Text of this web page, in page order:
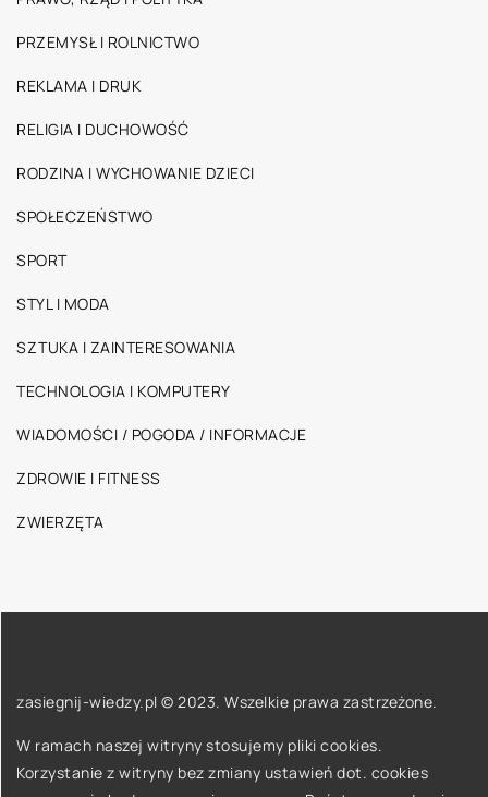
PRZEMYSŁ I ROLNICTWO
REKLAMA I DRUK
RELIGIA I DUCHOWOŚĆ
RODZINA I WYCHOWANIE DZIECI
SPOŁECZEŃSTWO
SPORT
STYL I MODA
SZTUKA I ZAINTERESOWANIA
TECHNOLOGIA I KOMPUTERY
WIADOMOŚCI / POGODA / INFORMACJE
ZDROWIE I FITNESS
ZWIERZĘTA
zasiegnij-wiedzy.pl © 2023. Wszelkie prawa zastrzeżone.
W ramach naszej witryny stosujemy pliki cookies.
Korzystanie z witryny bez zmiany ustawień dot. cookies